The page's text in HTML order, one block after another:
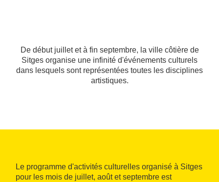
De début juillet et à fin septembre, la ville côtière de
Sitges organise une infinité d'événements culturels
dans lesquels sont représentées toutes les disciplines
artistiques.
Le programme d'activités culturelles organisé à Sitges
pour les mois de juillet, août et septembre est